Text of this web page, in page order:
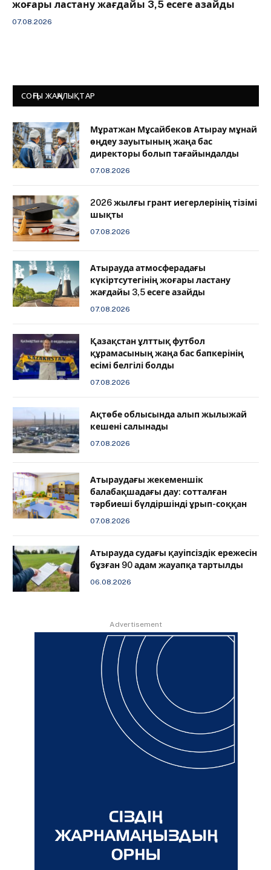
жоғары ластану жағдайы 3,5 есеге азайды
07.08.2026
СОҢҒЫ ЖАҢАЛЫҚТАР
Мұратжан Мұсайбеков Атырау мұнай
өңдеу зауытының жаңа бас
директоры болып тағайындалды
07.08.2026
2026 жылғы грант иегерлерінің тізімі
шықты
07.08.2026
Атырауда атмосферадағы
күкіртсутегінің жоғары ластану
жағдайы 3,5 есеге азайды
07.08.2026
Қазақстан ұлттық футбол
құрамасының жаңа бас бапкерінің
есімі белгілі болды
07.08.2026
Ақтөбе облысында алып жылыжай
кешені салынады
07.08.2026
Атыраудағы жекеменшік
балабақшадағы дау: сотталған
тәрбиеші бүлдіршінді ұрып-соққан
07.08.2026
Атырауда судағы қауіпсіздік ережесін
бұзған 90 адам жауапқа тартылды
06.08.2026
Advertisement